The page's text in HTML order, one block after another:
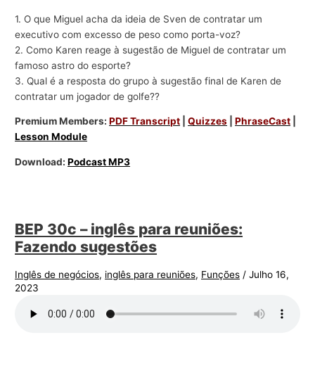
1. O que Miguel acha da ideia de Sven de contratar um
executivo com excesso de peso como porta-voz?
2. Como Karen reage à sugestão de Miguel de contratar um
famoso astro do esporte?
3. Qual é a resposta do grupo à sugestão final de Karen de
contratar um jogador de golfe??
Premium Members:PDF Transcript |Quizzes |PhraseCast
Lesson Module
Download:Podcast MP3
BEP 30c – inglês para reuniões:
Fazendo sugestões
Inglês de negócios, inglês para reuniões, Funções /Julho 16,
2023